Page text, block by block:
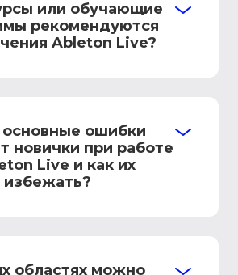
или обучающие
рекомендуются
Ableton Live?
основные ошибки
новички при работе
Live и как их
избежать?
областях можно